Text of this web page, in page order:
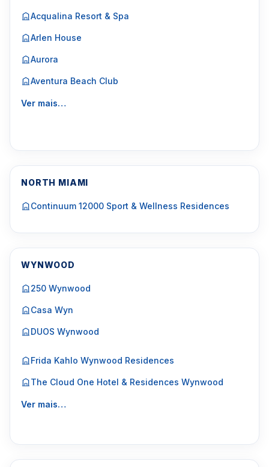
Acqualina Resort & Spa
Arlen House
Aurora
Aventura Beach Club
Ver mais…
NORTH MIAMI
Continuum 12000 Sport & Wellness Residences
WYNWOOD
250 Wynwood
Casa Wyn
DUOS Wynwood
Frida Kahlo Wynwood Residences
The Cloud One Hotel & Residences Wynwood
Ver mais…